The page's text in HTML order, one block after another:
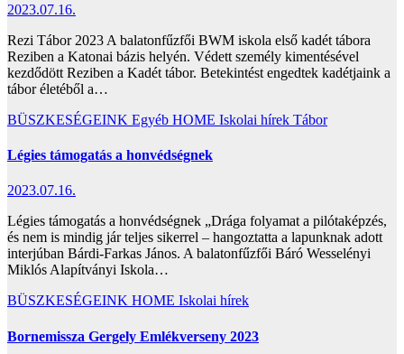
2023.07.16.
Rezi Tábor 2023 A balatonfűzfői BWM iskola első kadét tábora
Reziben a Katonai bázis helyén. Védett személy kimentésével
kezdődött Reziben a Kadét tábor. Betekintést engedtek kadétjaink a
tábor életéből a…
BÜSZKESÉGEINK Egyéb HOME Iskolai hírek Tábor
Légies támogatás a honvédségnek
2023.07.16.
Légies támogatás a honvédségnek „Drága folyamat a pilótaképzés,
és nem is mindig jár teljes sikerrel – hangoztatta a lapunknak adott
interjúban Bárdi-Farkas János. A balatonfűzfői Báró Wesselényi
Miklós Alapítványi Iskola…
BÜSZKESÉGEINK HOME Iskolai hírek
Bornemissza Gergely Emlékverseny 2023